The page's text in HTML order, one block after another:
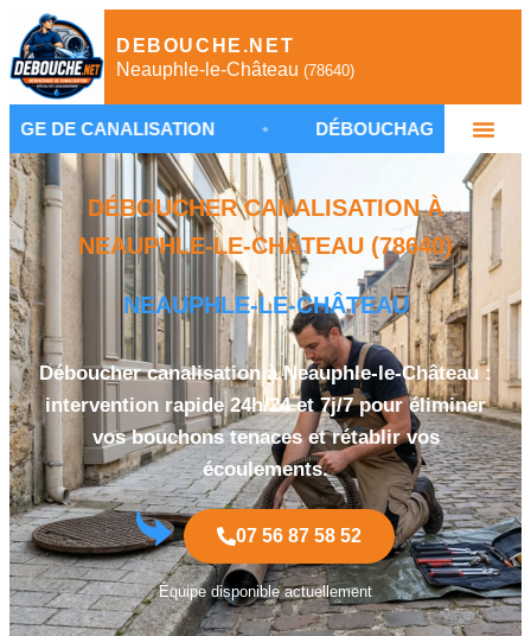
DEBOUCHE.NET
Neauphle-le-Château (78640)
• DÉBOUCHAGE NEAUPHLE-LE-
DÉBOUCHER CANALISATION À
NEAUPHLE-LE-CHÂTEAU (78640)
NEAUPHLE-LE-CHÂTEAU
Déboucher canalisation à Neauphle-le-Château :
intervention rapide 24h/24 et 7j/7 pour éliminer
vos bouchons tenaces et rétablir vos
écoulements.
07 56 87 58 52
Équipe disponible actuellement